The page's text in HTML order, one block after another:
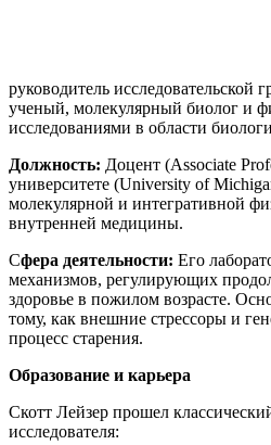
руководитель исследовательской
ученый, молекулярный биолог и
исследованиями в области
Должность: Доцент (Associate
университете (University of
молекулярной и интегративной
внутренней медицины.
Сфера деятельности: Его
механизмов, регулирующих
здоровье в пожилом возрасте.
тому, как внешние стрессоры и
процесс старения.
Образование и карьера
Скотт Лейзер прошел
исследователя: